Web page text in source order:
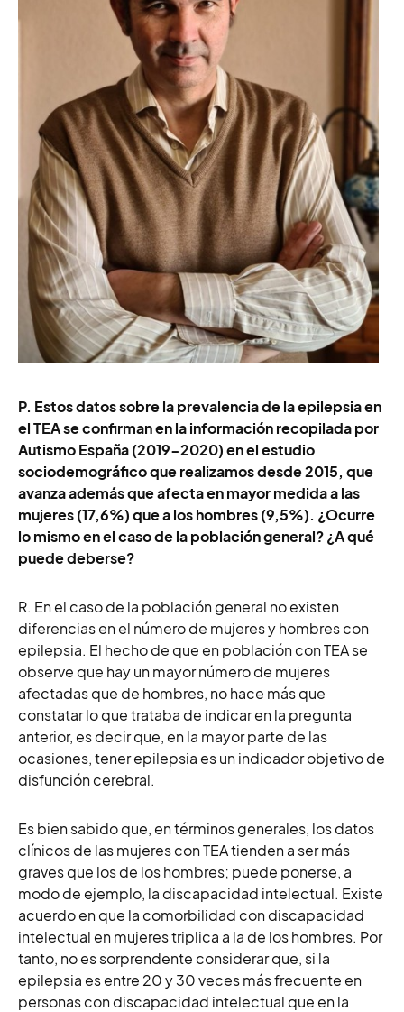
P. Estos datos sobre la prevalencia de la epilepsia en
el TEA se confirman en la información recopilada por
Autismo España (2019-2020) en el estudio
sociodemográfico que realizamos desde 2015, que
avanza además que afecta en mayor medida a las
mujeres (17,6%) que a los hombres (9,5%). ¿Ocurre
lo mismo en el caso de la población general? ¿A qué
puede deberse?
R. En el caso de la población general no existen
diferencias en el número de mujeres y hombres con
epilepsia. El hecho de que en población con TEA se
observe que hay un mayor número de mujeres
afectadas que de hombres, no hace más que
constatar lo que trataba de indicar en la pregunta
anterior, es decir que, en la mayor parte de las
ocasiones, tener epilepsia es un indicador objetivo de
disfunción cerebral.
Es bien sabido que, en términos generales, los datos
clínicos de las mujeres con TEA tienden a ser más
graves que los de los hombres; puede ponerse, a
modo de ejemplo, la discapacidad intelectual. Existe
acuerdo en que la comorbilidad con discapacidad
intelectual en mujeres triplica a la de los hombres. Por
tanto, no es sorprendente considerar que, si la
epilepsia es entre 20 y 30 veces más frecuente en
personas con discapacidad intelectual que en la